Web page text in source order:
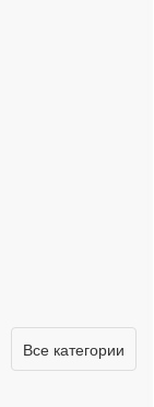
Все категории